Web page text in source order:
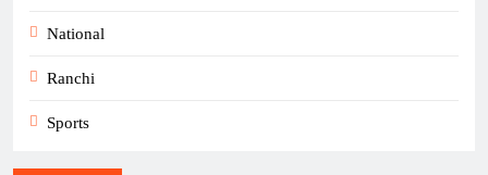
National
Ranchi
Sports